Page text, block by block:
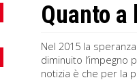
Quanto
Nel 2015 la
diminuito l’impegno
notizia è che per la